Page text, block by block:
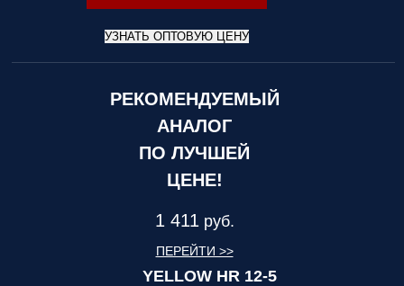
УЗНАТЬ ОПТОВУЮ ЦЕНУ
РЕКОМЕНДУЕМЫЙ
АНАЛОГ
ПО ЛУЧШЕЙ
ЦЕНЕ!
1 411 руб.
ПЕРЕЙТИ >>
YELLOW HR 12-5